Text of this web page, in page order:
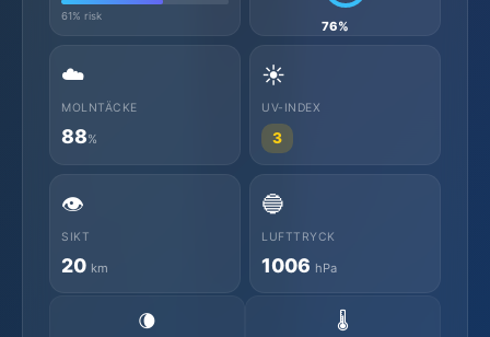
61% risk
76%
☁️
MOLNTÄCKE
88%
☀️
UV-INDEX
3
👁️
SIKT
20 km
🔵
LUFTTRYCK
1006 hPa
🌘 🌡️